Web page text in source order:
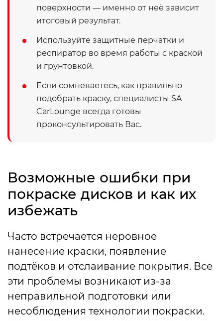
поверхности — именно от неё зависит
итоговый результат.
Используйте защитные перчатки и
респиратор во время работы с краской
и грунтовкой.
Если сомневаетесь, как правильно
подобрать краску, специалисты SA
CarLounge всегда готовы
проконсультировать Вас.
Возможные ошибки при
покраске дисков и как их
избежать
Часто встречается неровное
нанесение краски, появление
подтёков и отслаивание покрытия. Все
эти проблемы возникают из-за
неправильной подготовки или
несоблюдения технологии покраски.